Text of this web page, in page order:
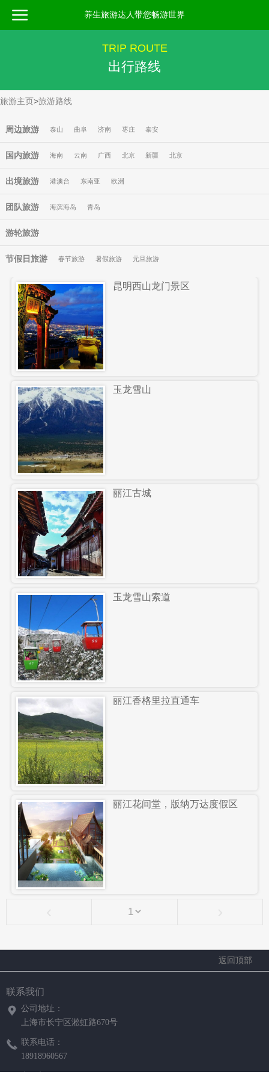
养生旅游达人带您畅游世界
TRIP ROUTE
出行路线
旅游主页>旅游路线
周边旅游 泰山 曲阜 济南 枣庄 泰安
国内旅游 海南 云南 广西 北京 新疆 北京
出境旅游 港澳台 东南亚 欧洲
团队旅游 海滨海岛 青岛
游轮旅游
节假日旅游 春节旅游 暑假旅游 元旦旅游
昆明西山龙门景区
玉龙雪山
丽江古城
玉龙雪山索道
丽江香格里拉直通车
丽江花间堂，版纳万达度假区
返回顶部
联系我们
公司地址：
上海市长宁区淞虹路670号
联系电话：
18918960567